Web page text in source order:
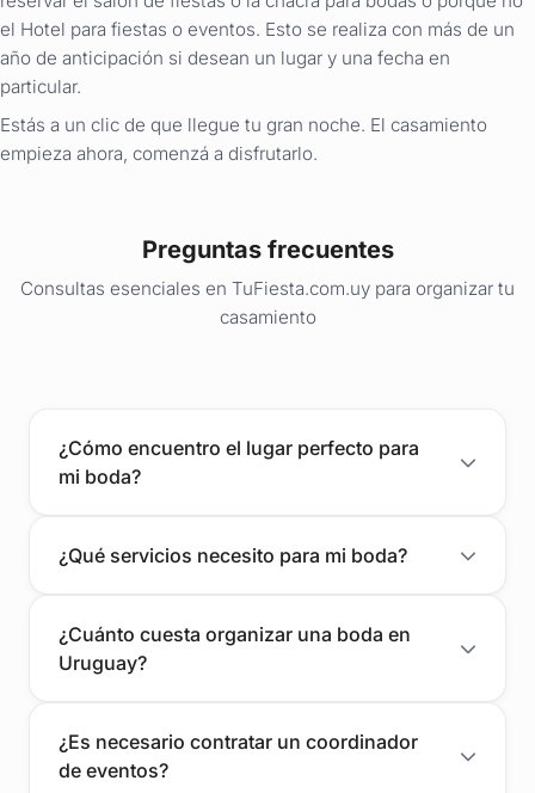
el Hotel para fiestas o eventos. Esto se realiza con más de un
año de anticipación si desean un lugar y una fecha en
particular.
Estás a un clic de que llegue tu gran noche. El casamiento
empieza ahora, comenzá a disfrutarlo.
Preguntas frecuentes
Consultas esenciales en TuFiesta.com.uy para organizar tu
casamiento
¿Cómo encuentro el lugar perfecto para
mi boda?
¿Qué servicios necesito para mi boda?
¿Cuánto cuesta organizar una boda en
Uruguay?
¿Es necesario contratar un coordinador
de eventos?